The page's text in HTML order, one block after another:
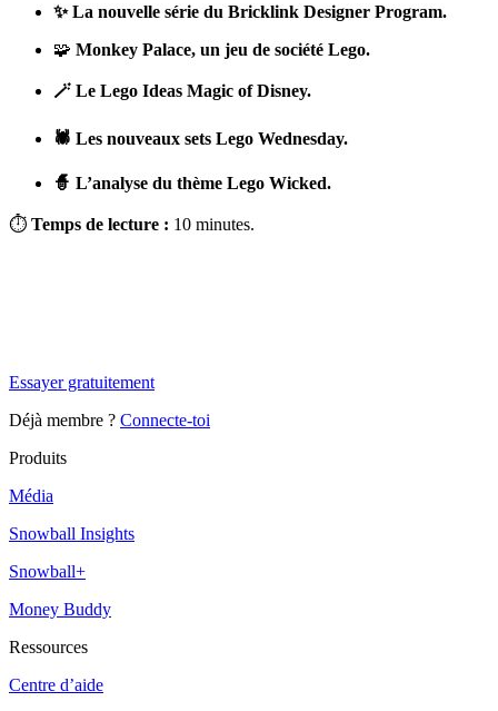
✨ La nouvelle série du Bricklink Designer Program.
🧩 Monkey Palace, un jeu de société Lego.
🪄 Le Lego Ideas Magic of Disney.
🕷️ Les nouveaux sets Lego Wednesday.
🧙 L’analyse du thème Lego Wicked.
⏱ Temps de lecture : 10 minutes.
Essayer gratuitement
Déjà membre ? Connecte-toi
Produits
Média
Snowball Insights
Snowball+
Money Buddy
Ressources
Centre d’aide